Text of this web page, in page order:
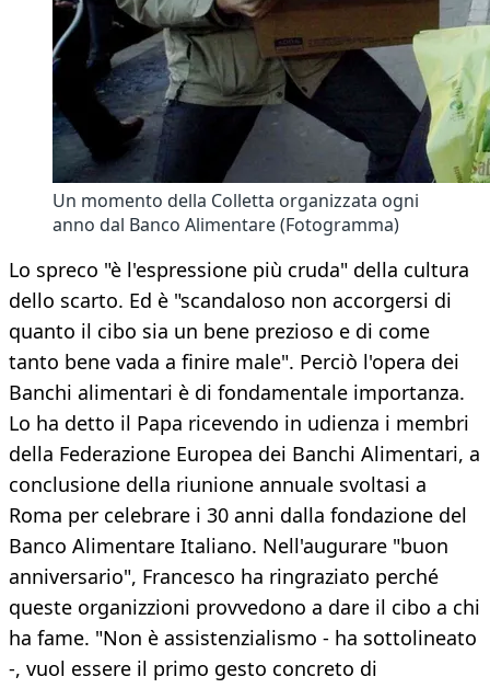
Un momento della Colletta organizzata ogni
anno dal Banco Alimentare (Fotogramma)
Lo spreco "è l'espressione più cruda" della cultura
dello scarto. Ed è "scandaloso non accorgersi di
quanto il cibo sia un bene prezioso e di come
tanto bene vada a finire male". Perciò l'opera dei
Banchi alimentari è di fondamentale importanza.
Lo ha detto il Papa ricevendo in udienza i membri
della Federazione Europea dei Banchi Alimentari, a
conclusione della riunione annuale svoltasi a
Roma per celebrare i 30 anni dalla fondazione del
Banco Alimentare Italiano. Nell'augurare "buon
anniversario", Francesco ha ringraziato perché
queste organizzioni provvedono a dare il cibo a chi
ha fame. "Non è assistenzialismo - ha sottolineato
-, vuol essere il primo gesto concreto di